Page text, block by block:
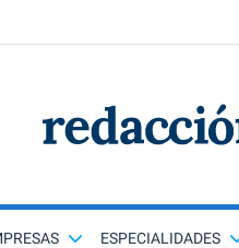
ESPECIALIDADES